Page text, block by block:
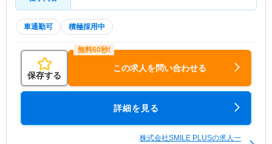
車通勤可 積極採用中
保存する
この求人を問い合わせる
詳細を見る
株式会社SMILE PLUSの求人一